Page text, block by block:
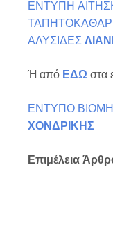
ΕΝΤΥΠΗ
ΑΛΥΣΙΔΕΣ
Ή από ΕΔΩ στα
ΕΝΤΥΠΟ
ΧΟΝΔΡΙΚΗΣ
Επιμέλεια